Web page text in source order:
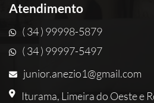
Atendimento
( 34 ) 99998-5879
( 34 ) 99997-5497
junior.anezio1@gmail.com
Iturama, Limeira do Oeste e